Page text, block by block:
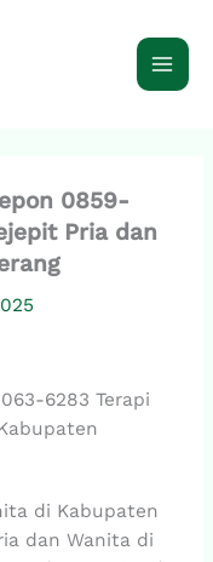
0859-
Pria dan
6283 Terapi
di Kabupaten
dan Wanita di